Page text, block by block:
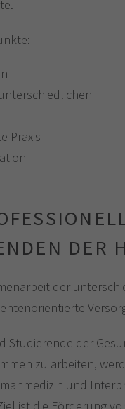
Praxis
DER
der
Studierende der
zu arbeiten,
und